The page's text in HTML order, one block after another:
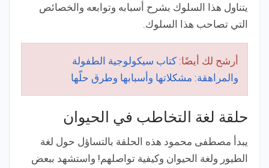
يتناول هذا السلوك بشرح أسبابه وتوابعه والخصائص
التي تصاحب هذا السلوك.
أرشح لك أيضًا: كتاب سيكولوجية الطفولة
والمراهقة: مشكلاتها وأسبابها وطرق حلّها
حلقة لغة التخاطب في الحيوان
يبدأ مصطفى محمود هذه الحلقة بالتساؤل حول لغة
الطيور ولغة الحيوان وكيفية تواصلهم! واستشهد ببعض